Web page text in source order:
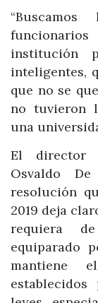
institución
inteligentes,
que no se
no tuvieron
una
El director
Osvaldo
resolución
2019 deja
requiera
equiparado
mantiene